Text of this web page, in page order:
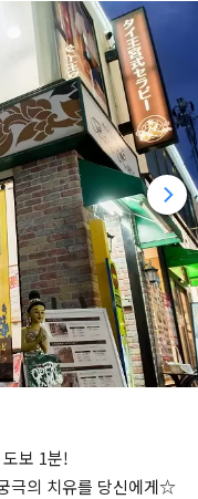
보 1분!
극의 치유를 당신에게☆